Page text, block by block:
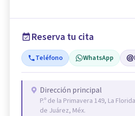
Reserva tu cita
Teléfono WhatsApp
Dirección principal
P.º de la Primavera 149, La
de Juárez, Méx.